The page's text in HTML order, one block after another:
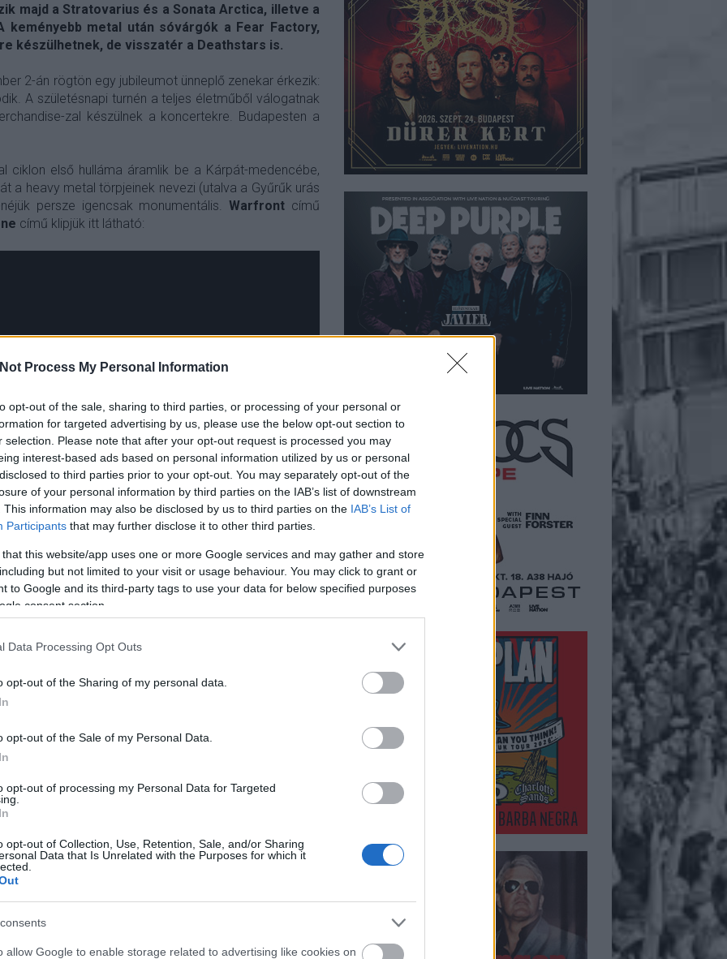
Process My Personal Information
opt-out of the sale, sharing to third parties, or processing of your personal or
for targeted advertising by us, please use the below opt-out section to
selection. Please note that after your opt-out request is processed you may
interest-based ads based on personal information utilized by us or personal
to third parties prior to your opt-out. You may separately opt-out of the
of your personal information by third parties on the IAB’s list of downstream
This information may also be disclosed by us to third parties on the IAB’s List of
Participants that may further disclose it to other third parties.
that this website/app uses one or more Google services and may gather and store
but not limited to your visit or usage behaviour. You may click to grant or
to Google and its third-party tags to use your data for below specified purposes
consent section.
Data Processing Opt Outs
opt-out of the Sharing of my personal data.
opt-out of the Sale of my Personal Data.
opt-out of processing my Personal Data for Targeted
opt-out of Collection, Use, Retention, Sale, and/or Sharing
Data that Is Unrelated with the Purposes for which it
allow Google to enable storage related to advertising like cookies on
majd a Stratovarius és a Sonata Arctica, illetve a
keményebb metal után sóvárgók a Fear Factory,
készülhetnek, de visszatér a Deathstars is.
2-án rögtön egy jubileumot ünneplő zenekar érkezik:
A születésnapi turnén a teljes életműből válogatnak
zal készülnek a koncertekre. Budapesten a
ciklon első hulláma áramlik be a Kárpát-medencébe,
a heavy metal törpjeinek nevezi (utalva a Gyűrűk urás
persze igencsak monumentális.Warfront című
című klipjük itt látható:
estét kínál, különleges, co-headliner párosokkal:
Arctica, január 20-án pedig a Beast In Black és a
Negrába. A StratovariusSurvivecímű 2022-es
az akusztikus lemezek és koncertek után most
Power Metal Titans turnén. A januári Glory and the
a
A World On Firecímű Strato klipet itt nézhetjük